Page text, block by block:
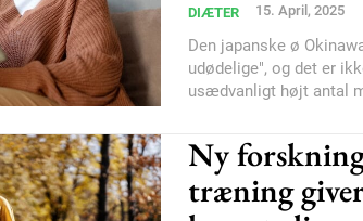
DIÆTER 15. April, 2025
Den japanske ø
udødelige", og det er
usædvanligt højt antal
Ny
træning